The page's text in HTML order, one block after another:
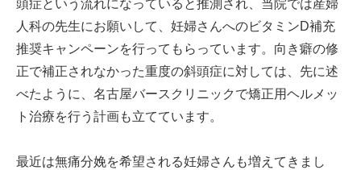
頭症という流れになっていると推測され、当院では産婦
人科の先生にお願いして、妊婦さんへのビタミンD補充
推奨キャンペーンを行ってもらっています。向き癖の修
正で補正されなかった重度の斜頭症に対しては、先に述
べたように、名古屋バースクリニックで矯正用ヘルメッ
ト治療を行う計画も立てています。
最近は無痛分娩を希望される妊婦さんも増えてきまし